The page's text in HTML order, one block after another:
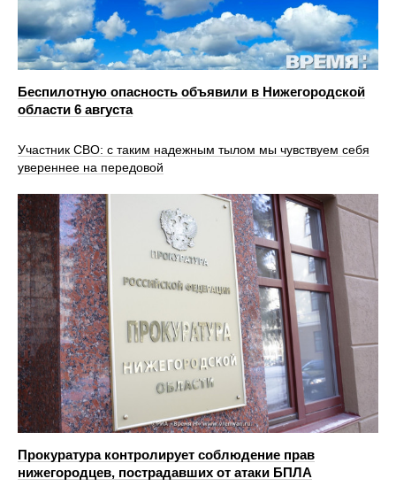
Беспилотную опасность объявили в Нижегородской
области 6 августа
Участник СВО: с таким надежным тылом мы чувствуем себя
увереннее на передовой
Прокуратура контролирует соблюдение прав
нижегородцев, пострадавших от атаки БПЛА